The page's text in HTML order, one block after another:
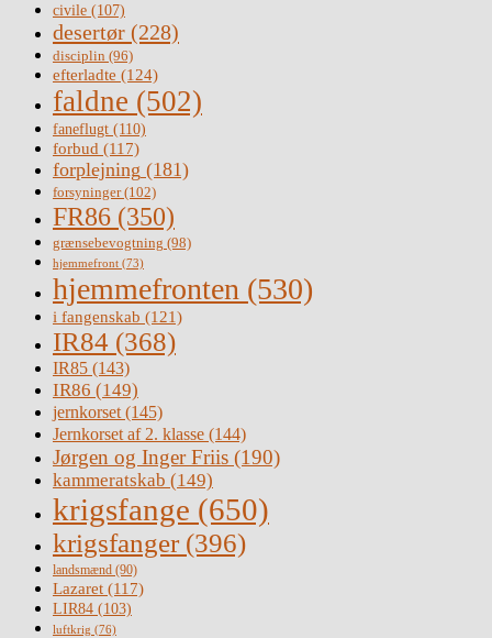
civile (107)
desertør (228)
disciplin (96)
efterladte (124)
faldne (502)
faneflugt (110)
forbud (117)
forplejning (181)
forsyninger(102)
FR86 (350)
grænsebevogtning (98)
hjemmefront (73)
hjemmefronten (530)
i fangenskab (121)
IR84 (368)
IR85 (143)
IR86 (149)
jernkorset(145)
Jernkorset af 2. klasse (144)
Jørgen og Inger Friis (190)
kammeratskab (149)
krigsfange (650)
krigsfanger (396)
landsmænd (90)
Lazaret (117)
LIR84 (103)
luftkrig (76)